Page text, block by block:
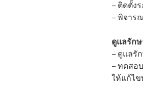
– ติดตั้ง
– พิจาร
ดูแลรัก
– ดูแลรั
– ทดสอ
ให้แก้ไ